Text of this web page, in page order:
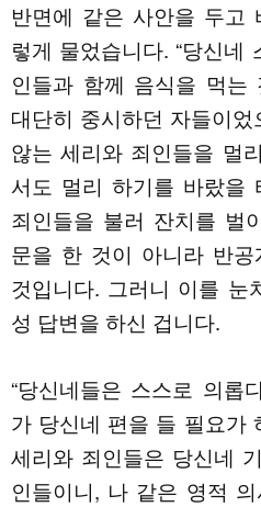
반면에 같은 사안을 두고
렇게 물었습니다. “당신네
인들과 함께 음식을 먹는
대단히 중시하던 자들이
않는 세리와 죄인들을 멀
서도 멀리 하기를 바랐을
죄인들을 불러 잔치를 벌
문을 한 것이 아니라 반
것입니다. 그러니 이를 눈
성 답변을 하신 겁니다.
“당신네들은 스스로 의롭
가 당신네 편을 들 필요가
세리와 죄인들은 당신네
인들이니, 나 같은 영적